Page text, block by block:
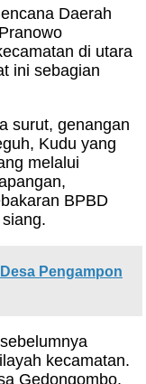
Daerah
di utara
ini sebagian
surut, genangan
Kudu yang
melalui
BPBD
Pengampon
kecamatan.
Gedongombo,